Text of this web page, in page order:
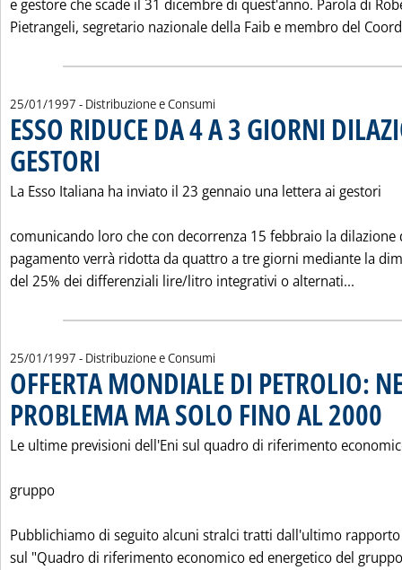
e gestore che scade il 31 dicembre di quest'anno. Parola di
Pietrangeli, segretario nazionale della Faib e membro del
25/01/1997 - Distribuzione e Consumi
ESSO RIDUCE DA 4 A 3 GIORNI
GESTORI
La Esso Italiana ha inviato il 23 gennaio una lettera ai gestori
comunicando loro che con decorrenza 15 febbraio la dilazione
pagamento verrà ridotta da quattro a tre giorni mediante la
del 25% dei differenziali lire/litro integrativi o alternati...
25/01/1997 - Distribuzione e Consumi
OFFERTA MONDIALE DI PETROLIO:
PROBLEMA MA SOLO FINO AL 2000
Le ultime previsioni dell'Eni sul quadro di riferimento
gruppo
Pubblichiamo di seguito alcuni stralci tratti dall'ultimo rapporto
sul "Quadro di riferimento economico ed energetico del